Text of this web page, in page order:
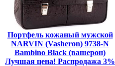
Портфель кожаный мужской
NARVIN (Vasheron) 9738-N
Bambino Black (вашерон)
Лучшая цена! Распродажа 3%